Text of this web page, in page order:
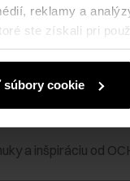
reklamy a
ste získali pri
cookie
a inšpiráciu od